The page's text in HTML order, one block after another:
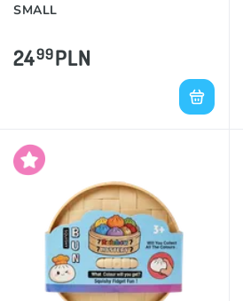
SMALL
2499PLN